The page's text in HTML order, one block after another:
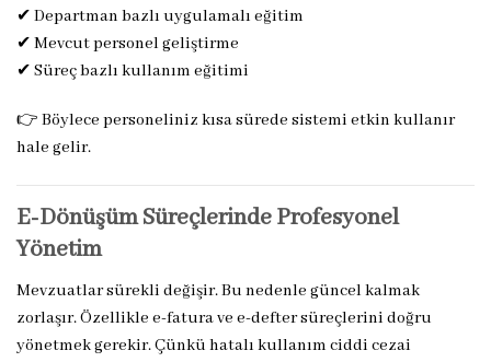
✔ Departman bazlı uygulamalı eğitim
✔ Mevcut personel geliştirme
✔ Süreç bazlı kullanım eğitimi
👉 Böylece personeliniz kısa sürede sistemi etkin kullanır
hale gelir.
E-Dönüşüm Süreçlerinde Profesyonel
Yönetim
Mevzuatlar sürekli değişir. Bu nedenle güncel kalmak
zorlaşır. Özellikle e-fatura ve e-defter süreçlerini doğru
yönetmek gerekir. Çünkü hatalı kullanım ciddi cezai